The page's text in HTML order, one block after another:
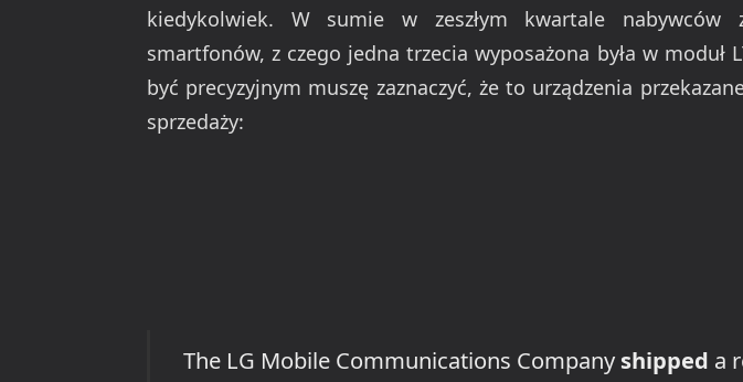
kiedykolwiek. W sumie w zeszłym kwartale nabywców
smartfonów, z czego jedna trzecia wyposażona była w moduł
być precyzyjnym muszę zaznaczyć, że to urządzenia
sprzedaży:
The LG Mobile Communications Company shipped a